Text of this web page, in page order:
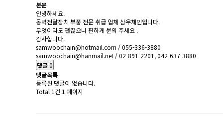
본문
안녕하세요.
동력전달장치 부품 전문 취급 업체 삼우체인입니다.
무엇이라도 괜찮으니 편하게 문의 주세요 .
감사합니다.
samwoochain@hotmail.com / 055-336-3880
samwoochain@hanmail.net / 02-891-2201, 042-637-3880
댓글0
댓글목록
등록된 댓글이 없습니다.
Total 1건 1 페이지